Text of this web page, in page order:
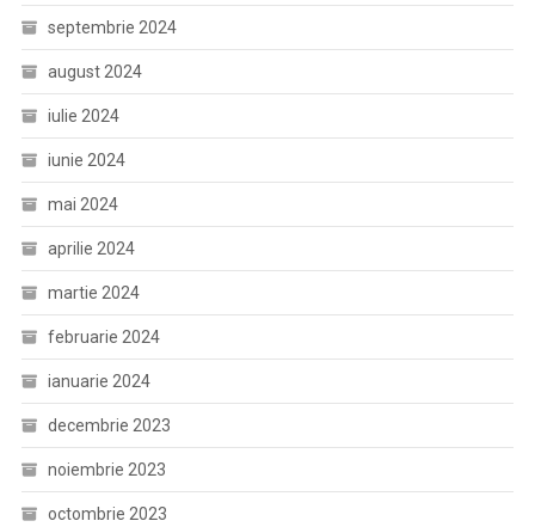
septembrie 2024
august 2024
iulie 2024
iunie 2024
mai 2024
aprilie 2024
martie 2024
februarie 2024
ianuarie 2024
decembrie 2023
noiembrie 2023
octombrie 2023